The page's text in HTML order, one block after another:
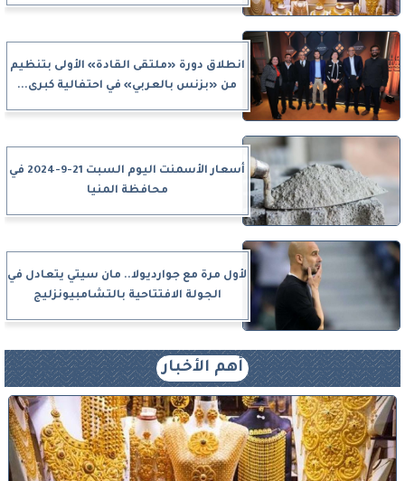
انطلاق دورة «ملتقى القادة» الأولى بتنظيم
من «بزنس بالعربي» في احتفالية كبرى...
أسعار الأسمنت اليوم السبت 21-9-2024 في
محافظة المنيا
لأول مرة مع جوارديولا.. مان سيتي يتعادل في
الجولة الافتتاحية بالتشامبيونزليج
أهم الأخبار